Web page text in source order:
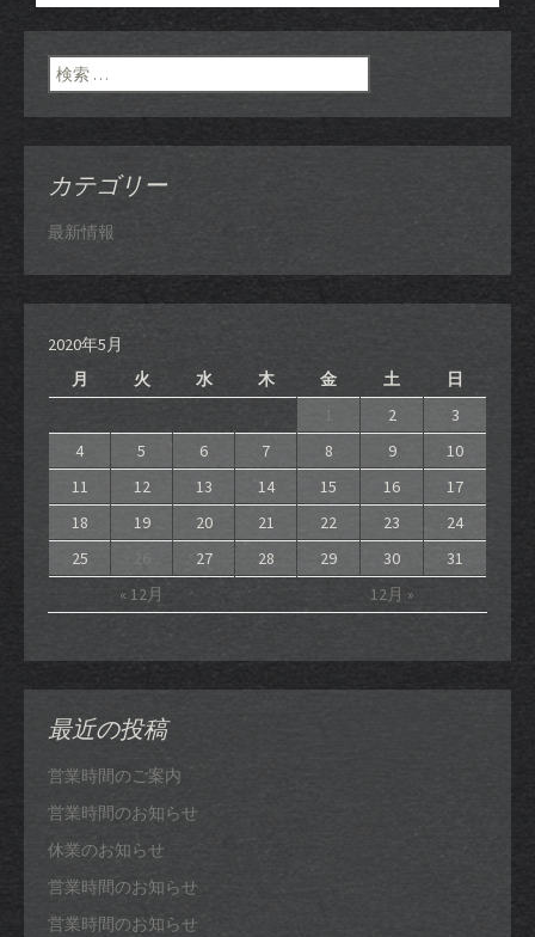
ン
検索:
カテゴリー
最新情報
2020年5月
月
火 水 木 金 土 日
« 12月 12月 »
2
3
4
5 6 7 8 9
10
11
12 13 14 15 16
17
18
19 20 21 22 23
24
25
26 27 28 29 30 31
最近の投稿
営業時間のご案内
営業時間のお知らせ
休業のお知らせ
営業時間のお知らせ
営業時間のお知らせ